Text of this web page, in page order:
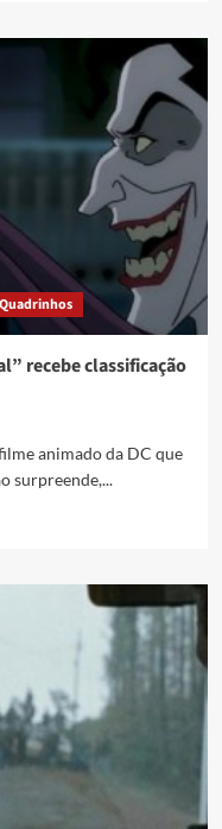
Quadrinhos
recebe classificação
animado da DC que
surpreende,...